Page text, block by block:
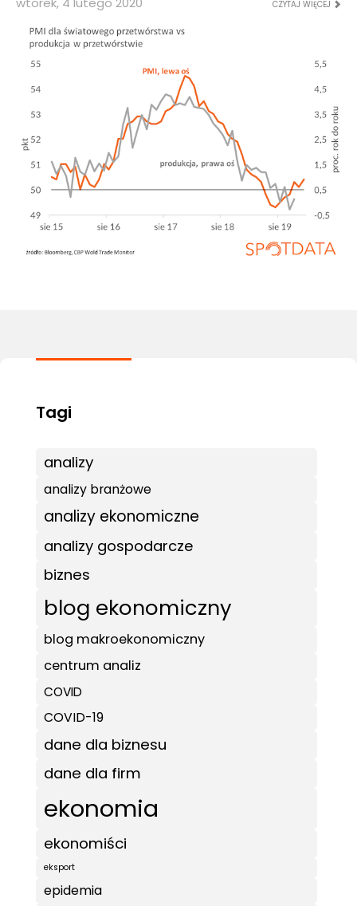
CZYTAJ WIĘCEJ
analizy
analizy branżowe
analizy ekonomiczne
analizy gospodarcze
biznes
blog ekonomiczny
blog makroekonomiczny
centrum analiz
COVID
COVID-19
dane dla biznesu
dane dla firm
ekonomia
ekonomiści
eksport
epidemia